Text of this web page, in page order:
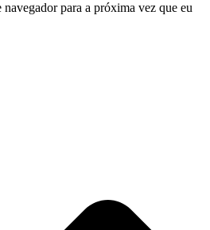
navegador para a próxima vez que eu